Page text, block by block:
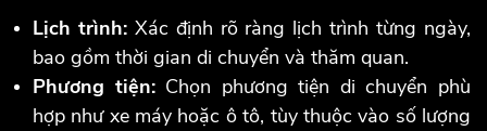
Lịch trình: Xác định rõ ràng lịch trình từng ngày,
bao gồm thời gian di chuyển và thăm quan.
Phương tiện:Chọn phương tiện di chuyển phù
hợp như xe máy hoặc ô tô, tùy thuộc vào số lượng